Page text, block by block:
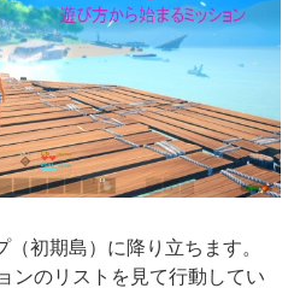
初期島）に降り立ちます。
ンのリストを見て行動してい